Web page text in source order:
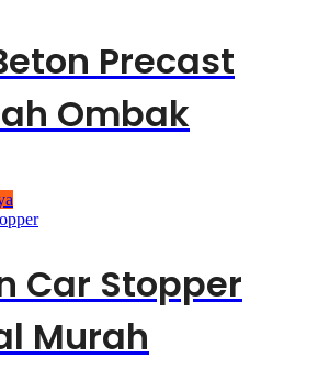
Precast
Ombak
Car Stopper
Murah